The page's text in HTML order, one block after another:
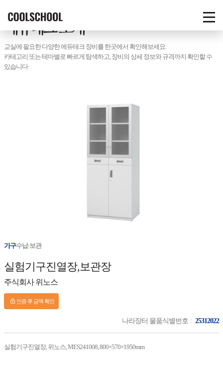
COOLSCHOOL
메
기
에듀테크 소개
교실에 필요한 다양한 에듀테크 장비를 한곳에서 확인해보세요.
카테고리 또는 테마별로 빠르게 탐색하고, 장비의 상세 정보와 규격까지 확인할 수
있습니다
가구수납·보관
실험기구진열장,보관장
주식회사 위노스
인증 후 금액 확인
나라장터 물품식별번호 25312022
실험기구진열장, 위노스, MES241008, 800×570×1950mm